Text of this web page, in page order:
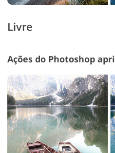
Livre
Ações do Photoshop